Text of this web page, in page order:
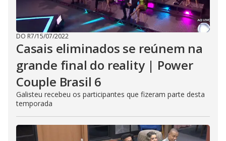
DO R7/15/07/2022
Casais eliminados se reúnem na
grande final do reality | Power
Couple Brasil 6
Galisteu recebeu os participantes que fizeram parte desta
temporada